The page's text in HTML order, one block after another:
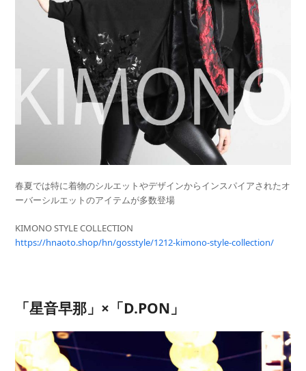
春夏では特に着物のシルエットやデザインからインスパイアされたオ
ーバーシルエットのアイテムが多数登場
KIMONO STYLE COLLECTION
https://hnaoto.shop/hn/gosstyle/1212-kimono-style-collection/
「星音早那」×「D.PON」